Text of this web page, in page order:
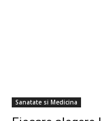
Sanatate si Medicina